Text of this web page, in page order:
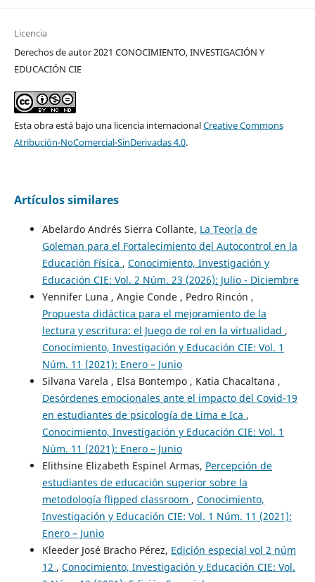
Licencia
Derechos de autor 2021 CONOCIMIENTO, INVESTIGACIÓN Y
EDUCACIÓN CIE
Esta obra está bajo una licencia internacionalCreative Commons
Atribución-NoComercial-SinDerivadas 4.0.
Artículos similares
Abelardo Andrés Sierra Collante, La Teoría de
Goleman para el Fortalecimiento del Autocontrol en la
Educación Física , Conocimiento, Investigación y
Educación CIE: Vol. 2 Núm. 23 (2026): Julio - Diciembre
Yennifer Luna , Angie Conde , Pedro Rincón ,
Propuesta didáctica para el mejoramiento de la
lectura y escritura: el Juego de rol en la virtualidad ,
Conocimiento, Investigación y Educación CIE: Vol. 1
Núm. 11 (2021): Enero – Junio
Silvana Varela , Elsa Bontempo , Katia Chacaltana ,
Desórdenes emocionales ante el impacto del Covid-19
en estudiantes de psicología de Lima e Ica ,
Conocimiento, Investigación y Educación CIE: Vol. 1
Núm. 11 (2021): Enero – Junio
Elithsine Elizabeth Espinel Armas, Percepción de
estudiantes de educación superior sobre la
metodología flipped classroom , Conocimiento,
Investigación y Educación CIE: Vol. 1 Núm. 11 (2021):
Enero – Junio
Kleeder José Bracho Pérez, Edición especial vol 2 núm
12 , Conocimiento, Investigación y Educación CIE: Vol.